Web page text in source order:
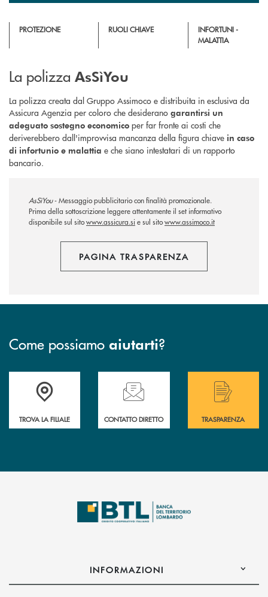
PROTEZIONE RUOLI CHIAVE
INFORTUNI -
MALATTIA
La polizza AsSìYou
La polizza creata dal Gruppo Assimoco e distribuita in esclusiva da
Assicura Agenzia per coloro che desiderano garantirsi un
adeguato sostegno economico per far fronte ai costi che
deriverebbero dall'improvvisa mancanza della figura chiave in caso
di infortunio e malattia e che siano intestatari di un rapporto
bancario.
AsSìYou- Messaggio pubblicitario con finalità promozionale.
Prima della sottoscrizione leggere attentamente il set informativo
disponibile sul sitowww.assicura.sie sul sitowww.assimoco.it
PAGINA TRASPARENZA
Come possiamo aiutarti?
Accedi all' elenco completo delle filiali .
TROVA LA FILIALE
Hai bisogno di assistenza immediata?
CONTATTO DIRETTO
Hai bisogno di
TRASPARENZA
INFORMAZIONI